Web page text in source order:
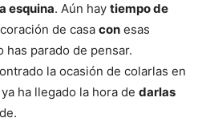
r
i
r
e
n
r
e
s
t
r
i
r
e
n
r
n
A
esquina. Aún hay tiempo de
de casa con esas
has parado de pensar.
la ocasión de colarlas en
ha llegado la hora de darlas